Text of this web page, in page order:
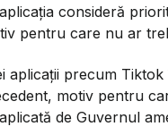
consideră
pentru care nu ar
aplicații precum
motiv pentru
de Guvernul